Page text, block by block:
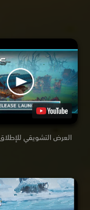
العرض التشويقي للإطلاق